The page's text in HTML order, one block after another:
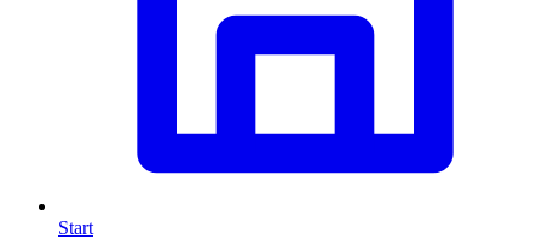
Start